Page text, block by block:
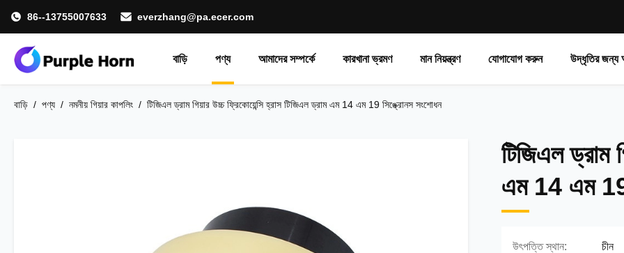
86--13755007633 everzhang@pa.ecer.com
বাড়ি পণ্য আমাদের সম্পর্কে কারখানা ভ্রমণ মান নিয়ন্ত্রণ যোগাযোগ করুন উদ্ধৃতির জন্য
বাড়ি / পণ্য / নমনীয় গিয়ার কাপলিং / টিজিএল ড্রাম গিয়ার উচ্চ ফ্রিকোয়েন্সি হ্রাস টিজিএল ড্রাম এম 14 এম 19 সিঙ্ক্রোনস সংশোধন
টিজিএল ড্রাম
এম 14 এম 19
উৎপত্তি স্থান: চীন